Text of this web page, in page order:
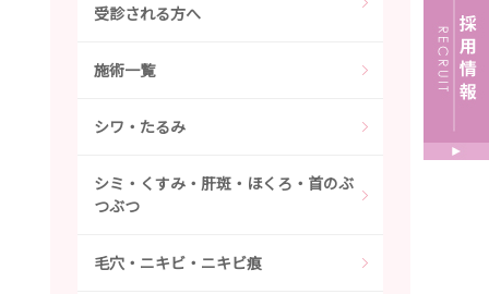
受診される方へ
施術一覧
シワ・たるみ
シミ・くすみ・肝斑・ほくろ・首のぶ
つぶつ
毛穴・ニキビ・ニキビ痕